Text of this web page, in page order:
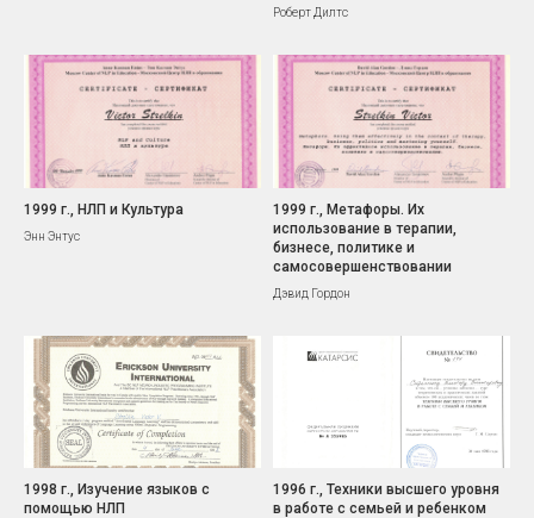
Роберт Дилтс
1999 г., НЛП и Культура
Энн Энтус
1999 г., Метафоры. Их
использование в терапии,
бизнесе, политике и
самосовершенствовании
Дэвид Гордон
1998 г., Изучение языков с
помощью НЛП
1996 г., Техники высшего уровня
в работе с семьей и ребенком